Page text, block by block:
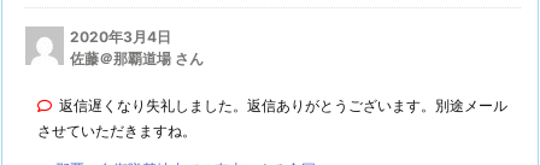
2020年3月4日
佐藤＠那覇道場 さん
返信遅くなり失礼しました。返信ありがとうございます。別途メール
させていただきますね。